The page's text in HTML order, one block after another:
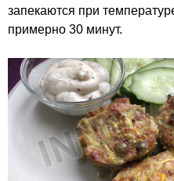
запекаются при
примерно 30 минут.